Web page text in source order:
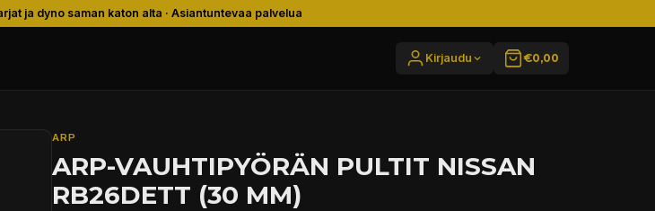
ja dyno saman katon alta · Asiantuntevaa palvelua
Kirjaudu €0,00
ARP
ARP-VAUHTIPYÖRÄN PULTIT NISSAN
RB26DETT (30 MM)